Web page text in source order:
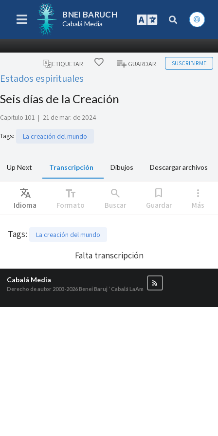
BNEI BARUCH
Cabalá Media
ETIQUETAR GUARDAR SUSCRIBIRME
Estados espirituales
Seis días de la Creación
Capitulo 101 | 21 de mar. de 2024
Tags: La creación del mundo
Up Next Transcripción Dibujos Descargar archivos
Translate
Idioma
text_fields
Formato
search
Buscar
bookmark
Guardar
more_vert
Más
Tags: La creación del mundo
Falta transcripción
Cabalá Media
Derecho de autor 2003-2026Benei Baruj ‘ Cabalá LaAm